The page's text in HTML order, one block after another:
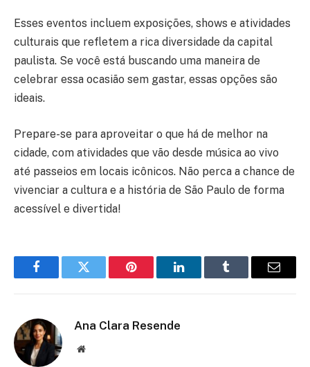
Esses eventos incluem exposições, shows e atividades
culturais que refletem a rica diversidade da capital
paulista. Se você está buscando uma maneira de
celebrar essa ocasião sem gastar, essas opções são
ideais.
Prepare-se para aproveitar o que há de melhor na
cidade, com atividades que vão desde música ao vivo
até passeios em locais icônicos. Não perca a chance de
vivenciar a cultura e a história de São Paulo de forma
acessível e divertida!
FacebookTwitter Pinterest LinkedInTumblr Email
Ana Clara Resende
Website